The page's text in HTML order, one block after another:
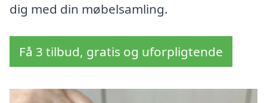
dig med din møbelsamling.
Få 3 tilbud, gratis og uforpligtende